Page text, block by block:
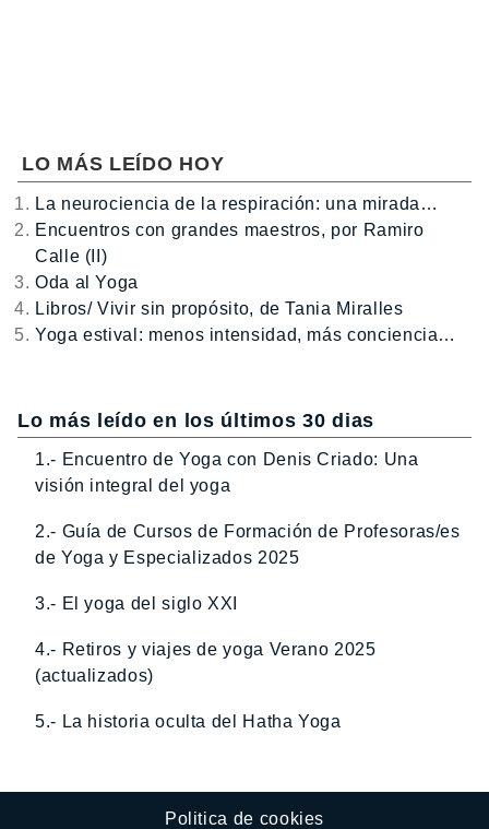
LO MÁS LEÍDO HOY
La neurociencia de la respiración: una mirada…
Encuentros con grandes maestros, por Ramiro
Calle (II)
Oda al Yoga
Libros/ Vivir sin propósito, de Tania Miralles
Yoga estival: menos intensidad, más conciencia…
Lo más leído en los últimos 30 dias
1.- Encuentro de Yoga con Denis Criado: Una
visión integral del yoga
2.- Guía de Cursos de Formación de Profesoras/es
de Yoga y Especializados 2025
3.- El yoga del siglo XXI
4.- Retiros y viajes de yoga Verano 2025
(actualizados)
5.- La historia oculta del Hatha Yoga
Politica de cookies